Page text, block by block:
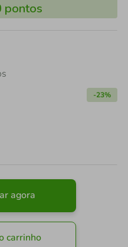
pontos
-23%
agora
carrinho